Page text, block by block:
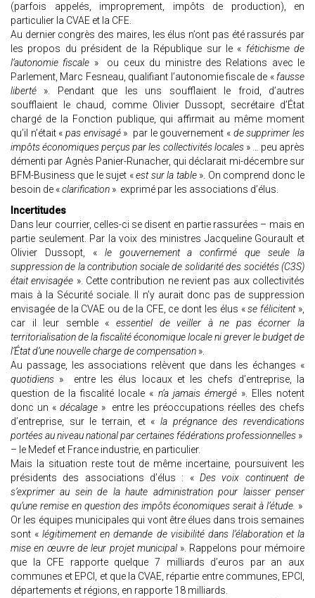
(parfois appelés, improprement, impôts de production), en
particulier la CVAE et la CFE.
Au dernier congrès des maires, les élus n’ont pas été rassurés par
les propos du président de la République sur le « fétichisme de
l’autonomie fiscale » ou ceux du ministre des Relations avec le
Parlement, Marc Fesneau, qualifiant l’autonomie fiscale de « fausse
liberté ». Pendant que les uns soufflaient le froid, d’autres
soufflaient le chaud, comme Olivier Dussopt, secrétaire d’État
chargé de la Fonction publique, qui affirmait au même moment
qu’il n’était «pas envisagé » par le gouvernement «de supprimer les
impôts économiques perçus par les collectivités locales » … peu après
démenti par Agnès Panier-Runacher, qui déclarait mi-décembre sur
BFM-Business que le sujet «est sur la table». On comprend donc le
besoin de «clarification » exprimé par les associations d’élus.
Incertitudes
Dans leur courrier, celles-ci se disent en partie rassurées – mais en
partie seulement. Par la voix des ministres Jacqueline Gourault et
Olivier Dussopt, « le gouvernement a confirmé que seule la
suppression de la contribution sociale de solidarité des sociétés (C3S)
était envisagée ». Cette contribution ne revient pas aux collectivités
mais à la Sécurité sociale. Il n’y aurait donc pas de suppression
envisagée de la CVAE ou de la CFE, ce dont les élus «se félicitent »,
car il leur semble « essentiel de veiller à ne pas écorner la
territorialisation de la fiscalité économique locale ni grever le budget de
l’État d’une nouvelle charge de compensation ».
Au passage, les associations relèvent que dans les échanges «
quotidiens » entre les élus locaux et les chefs d’entreprise, la
question de la fiscalité locale « n’a jamais émergé». Elles notent
donc un « décalage » entre les préoccupations réelles des chefs
d’entreprise, sur le terrain, et « la prégnance des revendications
portées au niveau national par certaines fédérations professionnelles »
– le Medef et France industrie, en particulier.
Mais la situation reste tout de même incertaine, poursuivent les
présidents des associations d’élus : «Des voix continuent de
s’exprimer au sein de la haute administration pour laisser penser
qu’une remise en question des impôts économiques serait à l’étude. »
Or les équipes municipales qui vont être élues dans trois semaines
sont «légitimement en demande de visibilité dans l’élaboration et la
mise en œuvre de leur projet municipal». Rappelons pour mémoire
que la CFE rapporte quelque 7 milliards d’euros par an aux
communes et EPCI, et que la CVAE, répartie entre communes, EPCI,
départements et régions, en rapporte 18 milliards.